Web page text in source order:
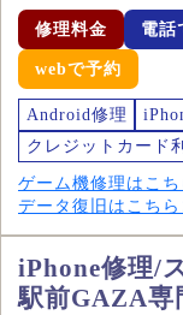
修理料金 電話
webで予約
Android修理
クレジットカード
ゲーム機修理はこち
データ復旧はこちら
iPhone修理/
駅前GAZA専